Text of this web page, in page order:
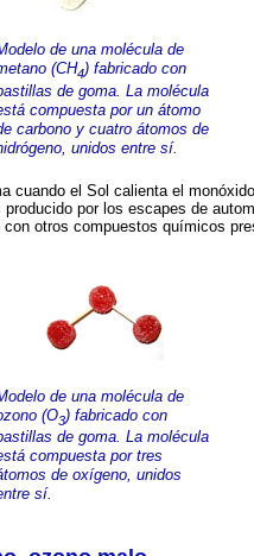
de una molécula de
(CH4) fabricado con
de goma. La molécula
compuesta por un átomo
carbono y cuatro átomos de
unidos entre sí.
cuando el Sol calienta el
por los escapes de
otros compuestos químicos
de una molécula de
(O3) fabricado con
de goma. La molécula
compuesta por tres
de oxígeno, unidos
sí.